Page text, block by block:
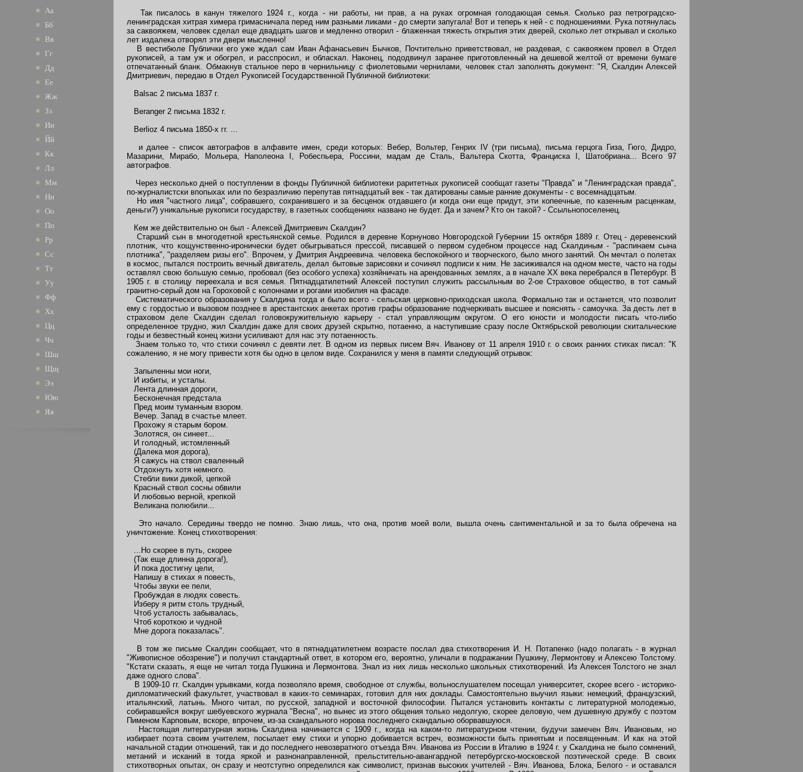
Аа
Бб
Вв
Гг
Дд
Ее
Жж
Зз
Ии
Йй
Кк
Лл
Мм
Нн
Оо
Пп
Рр
Сс
Тт
Уу
Фф
Хх
Цц
Чч
Шш
Щщ
Ээ
Юю
Яя
Так писалось в канун тяжелого 1924 г., когда - ни работы, ни прав, а на руках огромная голодающая семья. Сколько раз петроградско-
ленинградская хитрая химера гримасничала перед ним разными ликами - до смерти запугала! Вот и теперь к ней - с подношениями. Рука потянулась
за саквояжем, человек сделал еще двадцать шагов и медленно отворил - блаженная тяжесть открытия этих дверей, сколько лет открывал и сколько
лет издалека отворял эти двери мысленно!
В вестибюле Публички его уже ждал сам Иван Афанасьевич Бычков, Почтительно приветствовал, не раздевая, с саквояжем провел в Отдел
рукописей, а там уж и обогрел, и расспросил, и обласкал. Наконец, пододвинул заранее приготовленный на дешевой желтой от времени бумаге
отпечатанный бланк. Обмакнув стальное перо в чернильницу с фиолетовыми чернилами, человек стал заполнять документ: "Я, Скалдин Алексей
Дмитриевич, передаю в Отдел Рукописей Государственной Публичной библиотеки:
Balsac 2 письма 1837 г.
Beranger 2 письма 1832 г.
Berlioz 4 письма 1850-х гг. ...
и далее - список автографов в алфавите имен, среди которых: Вебер, Вольтер, Генрих IV (три письма), письма герцога Гиза, Гюго, Дидро,
Мазарини, Мирабо, Мольера, Наполеона I, Робеспьера, Россини, мадам де Сталь, Вальтера Скотта, Франциска I, Шатобриана... Всего 97
автографов.
Через несколько дней о поступлении в фонды Публичной библиотеки раритетных рукописей сообщат газеты "Правда" и "Ленинградская правда",
по-журналистски впопыхах или по безразличию перепутав пятнадцатый век - так датированы самые ранние документы - с восемнадцатым.
Но имя "частного лица", собравшего, сохранившего и за бесценок отдавшего (и когда они еще придут, эти копеечные, по казенным расценкам,
деньги?) уникальные рукописи государству, в газетных сообщениях названо не будет. Да и зачем? Кто он такой? - Ссыльнопоселенец.
Кем же действительно он был - Алексей Дмитриевич Скалдин?
Старший сын в многодетной крестьянской семье. Родился в деревне Корнуново Новгородской Губернии 15 октября 1889 г. Отец - деревенский
плотник, что кощунственно-иронически будет обыгрываться прессой, писавшей о первом судебном процессе над Скалдиным - "распинаем сына
плотника", "разделяем ризы его". Впрочем, у Дмитрия Андреевича. человека беспокойного и творческого, было много занятий. Он мечтал о полетах
в космос, пытался построить вечный двигатель, делал бытовые зарисовки и сочинял подписи к ним. Не засиживался на одном месте, часто на годы
оставлял свою большую семью, пробовал (без особого успеха) хозяйничать на арендованных землях, а в начале XX века перебрался в Петербург. В
1905 г. в столицу переехала и вся семья. Пятнадцатилетний Алексей поступил служить рассыльным во 2-ое Страховое общество, в тот самый
гранитно-серый дом на Гороховой с колоннами и рогами изобилия на фасаде.
Систематического образования у Скалдина тогда и было всего - сельская церковно-приходская школа. Формально так и останется, что позволит
ему с гордостью и вызовом позднее в арестантских анкетах против графы образование подчеркивать высшее и пояснять - самоучка. За десть лет в
страховом деле Скалдин сделал головокружительную карьеру - стал управляющим округом. О его юности и молодости писать что-либо
определенное трудно, жил Скалдин даже для своих друзей скрытно, потаенно, а наступившие сразу после Октябрьской революции скитальческие
годы и безвестный конец жизни усиливают для нас эту потаенность.
Знаем только то, что стихи сочинял с девяти лет. В одном из первых писем Вяч. Иванову от 11 апреля 1910 г. о своих ранних стихах писал: "К
сожалению, я не могу привести хотя бы одно в целом виде. Сохранился у меня в памяти следующий отрывок:
Запыленны мои ноги,
И избиты, и усталы.
Лента длинная дороги,
Бесконечная предстала
Пред моим туманным взором.
Вечер. Запад в счастье млеет.
Прохожу я старым бором.
Золотяся, он синеет...
И голодный, истомленный
(Далека моя дорога),
Я сажусь на ствол сваленный
Отдохнуть хотя немного.
Стебли вики дикой, цепкой
Красный ствол сосны обвили
И любовью верной, крепкой
Великана полюбили...
Это начало. Середины твердо не помню. Знаю лишь, что она, против моей воли, вышла очень сантиментальной и за то была обречена на
уничтожение. Конец стихотворения:
...Но скорее в путь, скорее
(Так еще длинна дорога!),
И пока достигну цели,
Напишу в стихах я повесть,
Чтобы звуки ее пели,
Пробуждая в людях совесть.
Изберу я ритм столь трудный,
Чтоб усталость забывалась,
Чтоб короткою и чудной
Мне дорога показалась".
В том же письме Скалдин сообщает, что в пятнадцатилетнем возрасте послал два стихотворения И. Н. Потапенко (надо полагать - в журнал
"Живописное обозрение") и получил стандартный ответ, в котором его, вероятно, уличали в подражании Пушкину, Лермонтову и Алексею Толстому.
"Кстати сказать, я еще не читал тогда Пушкина и Лермонтова. Знал из них лишь несколько школьных стихотворений. Из Алексея Толстого не знал
даже одного слова".
В 1909-10 гг. Скалдин урывками, когда позволяло время, свободное от службы, вольнослушателем посещал университет, скорее всего - историко-
дипломатический факультет, участвовал в каких-то семинарах, готовил для них доклады. Самостоятельно выучил языки: немецкий, французский,
итальянский, латынь. Много читал, по русской, западной и восточной философии. Пытался установить контакты с литературной молодежью,
собиравшейся вокруг шебуевского журнала "Весна", но вынес из этого общения только недолгую, скорее деловую, чем душевную дружбу с поэтом
Пименом Карповым, вскоре, впрочем, из-за скандального норова последнего скандально оборвавшуюся.
Настоящая литературная жизнь Скалдина начинается с 1909 г., когда на каком-то литературном чтении, будучи замечен Вяч. Ивановым, но
избирает поэта своим учителем, посылает ему стихи и упорно добивается встреч, возможности быть принятым и посвященным. И как на этой
начальной стадии отношений, так и до последнего невозвратного отъезда Вяч. Иванова из России в Италию в 1924 г. у Скалдина не было сомнений,
метаний и исканий в тогда яркой и разнонаправленной, прельстительно-авангардной петербургско-московской поэтической среде. В своих
стихотворных опытах, он сразу и неотступно определился как символист, признав высоких учителей - Вяч. Иванова, Блока, Белого - и оставался